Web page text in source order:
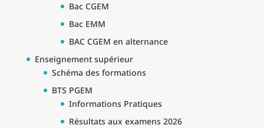
Bac CGEM
Bac EMM
BAC CGEM en alternance
Enseignement supérieur
Schéma des formations
BTS PGEM
Informations Pratiques
Résultats aux examens 2026